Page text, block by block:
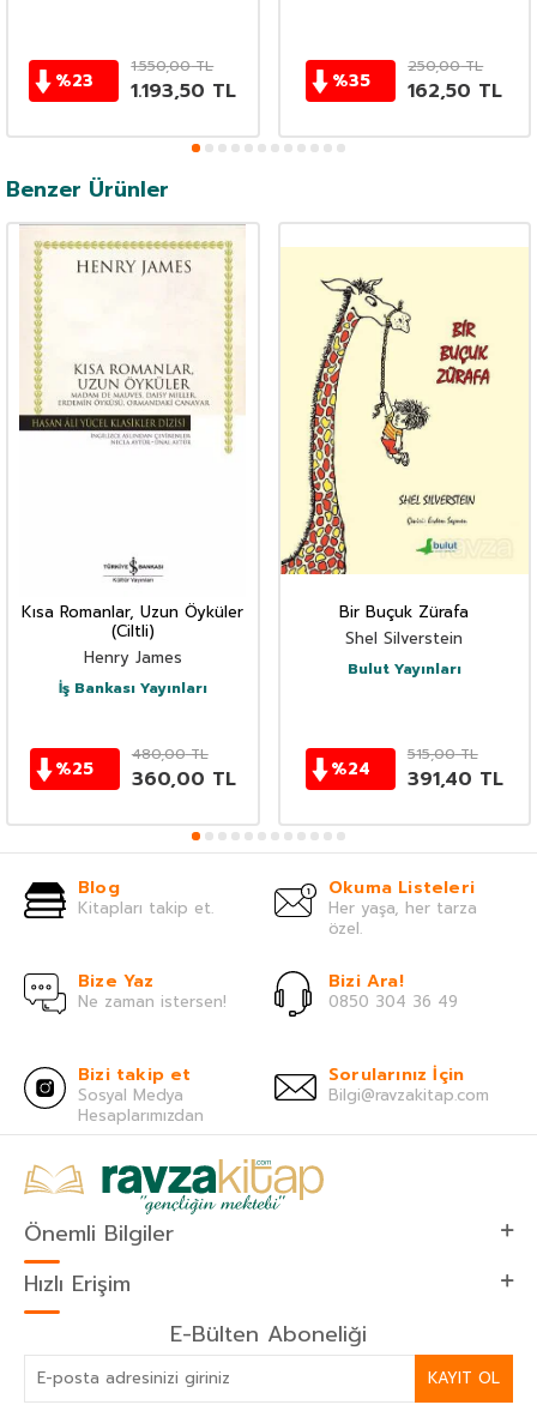
%23
1.550,00TL
1.193,50 TL %35
250,00TL
162,50 TL
Benzer Ürünler
Kısa Romanlar, Uzun Öyküler
(Ciltli)
Henry James
İş Bankası Yayınları
%25
480,00TL
360,00 TL
Bir Buçuk Zürafa
Shel Silverstein
Bulut Yayınları
%24
515,00TL
391,40 TL
Blog
Kitapları takip et.
Okuma Listeleri
Her yaşa, her tarza
özel.
Bize Yaz
Ne zaman istersen!
Bizi Ara!
0850 304 36 49
Bizi takip et
Sosyal Medya
Hesaplarımızdan
Sorularınız İçin
Bilgi@ravzakitap.com
Önemli Bilgiler
Hızlı Erişim
E-Bülten Aboneliği
KAYIT OL